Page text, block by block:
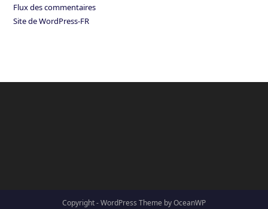
Flux des commentaires
Site de WordPress-FR
Copyright - WordPress Theme by OceanWP